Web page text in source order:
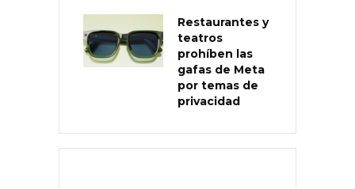
Restaurantes y
teatros
prohíben las
gafas de Meta
por temas de
privacidad